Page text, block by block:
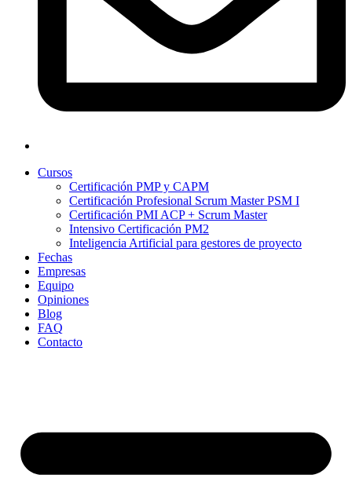
Cursos
Certificación PMP y CAPM
Certificación Profesional Scrum Master PSM I
Certificación PMI ACP + Scrum Master
Intensivo Certificación PM2
Inteligencia Artificial para gestores de proyecto
Fechas
Empresas
Equipo
Opiniones
Blog
FAQ
Contacto